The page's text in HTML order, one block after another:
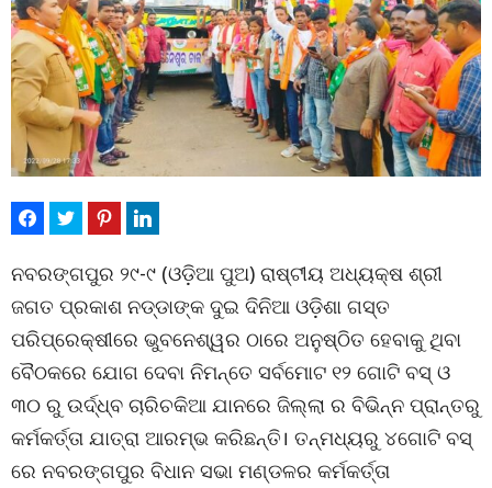
ନବରଙ୍ଗପୁର ୨୯-୯ (ଓଡ଼ିଆ ପୁଅ) ରାଷ୍ଟୀୟ ଅଧ୍ୟକ୍ଷ ଶ୍ରୀ
ଜଗତ ପ୍ରକାଶ ନଡ୍ଡାଙ୍କ ଦୁଇ ଦିନିଆ ଓଡ଼ିଶା ଗସ୍ତ
ପରିପ୍ରେକ୍ଷୀରେ ଭୁବନେଶ୍ୱର ଠାରେ ଅନୁଷ୍ଠିତ ହେବାକୁ ଥିବା
ବୈଠକରେ ଯୋଗ ଦେବା ନିମନ୍ତେ ସର୍ବମୋଟ ୧୨ ଗୋଟି ବସ୍ ଓ
୩୦ ରୁ ଉର୍ଦ୍ଧ୍ବ ଚାରିଚକିଆ ଯାନରେ ଜିଲ୍ଲା ର ବିଭିନ୍ନ ପ୍ରାନ୍ତରୁ
କର୍ମକର୍ତ୍ତା ଯାତ୍ରା ଆରମ୍ଭ କରିଛନ୍ତି। ତନ୍ମଧ୍ୟରୁ ୪ଗୋଟି ବସ୍
ରେ ନବରଙ୍ଗପୁର ବିଧାନ ସଭା ମଣ୍ଡଳର କର୍ମକର୍ତ୍ତା